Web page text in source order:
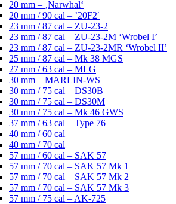
20 mm – ‚Narwhal‘
20 mm / 90 cal – ’20F2′
23 mm / 87 cal – ZU-23-2
23 mm / 87 cal – ZU-23-2M ‘Wrobel I’
23 mm / 87 cal – ZU-23-2MR ‘Wrobel II’
25 mm / 87 cal – Mk 38 MGS
27 mm / 63 cal – MLG
30 mm – MARLIN-WS
30 mm / 75 cal – DS30B
30 mm / 75 cal – DS30M
30 mm / 75 cal – Mk 46 GWS
37 mm / 63 cal – Type 76
40 mm / 60 cal
40 mm / 70 cal
57 mm / 60 cal – SAK 57
57 mm / 70 cal – SAK 57 Mk 1
57 mm / 70 cal – SAK 57 Mk 2
57 mm / 70 cal – SAK 57 Mk 3
57 mm / 75 cal – AK-725